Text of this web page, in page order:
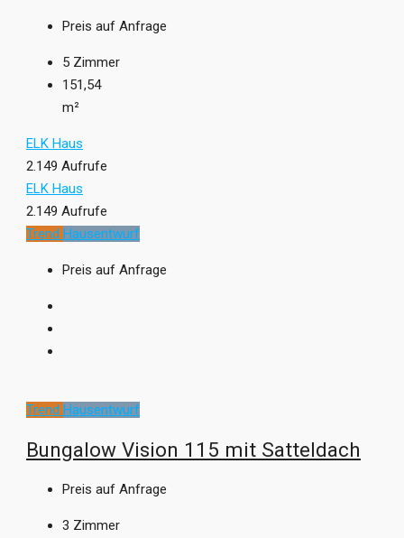
Preis auf Anfrage
5 Zimmer
151,54
m²
ELK Haus
2.149 Aufrufe
ELK Haus
2.149 Aufrufe
Trend Hausentwurf
Preis auf Anfrage
Trend Hausentwurf
Bungalow Vision 115 mit Satteldach
Preis auf Anfrage
3 Zimmer